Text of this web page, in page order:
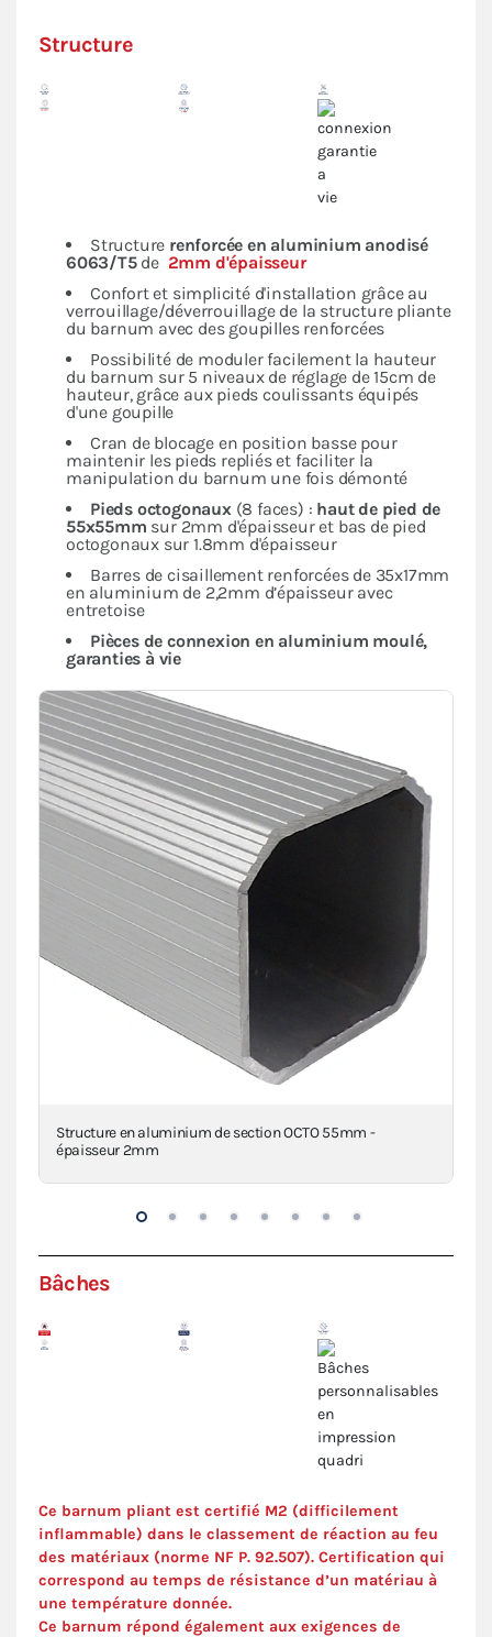
Structure
Structure renforcée en aluminium anodisé
6063/T5 de 2mm d'épaisseur
Confort et simplicité d'installation grâce au
verrouillage/déverrouillage de la structure pliante
du barnum avec des goupilles renforcées
Possibilité de moduler facilement la hauteur
du barnum sur 5 niveaux de réglage de 15cm de
hauteur, grâce aux pieds coulissants équipés
d'une goupille
Cran de blocage en position basse pour
maintenir les pieds repliés et faciliter la
manipulation du barnum une fois démonté
Pieds octogonaux (8 faces) : haut de pied de
55x55mm sur 2mm d'épaisseur et bas de pied
octogonaux sur 1.8mm d'épaisseur
Barres de cisaillement renforcées de 35x17mm
en aluminium de 2,2mm d’épaisseur avec
entretoise
Pièces de connexion en aluminium moulé,
garanties à vie
Structure en aluminium de section OCTO 55mm -
épaisseur 2mm
Bâches
Ce barnum pliant est certifié M2 (difficilement
inflammable) dans le classement de réaction au feu
des matériaux (norme NF P. 92.507). Certification qui
correspond au temps de résistance d’un matériau à
une température donnée.
Ce barnum répond également aux exigences de